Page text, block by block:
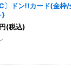
C〕ドン!!カード(金枠
}
円(税込)